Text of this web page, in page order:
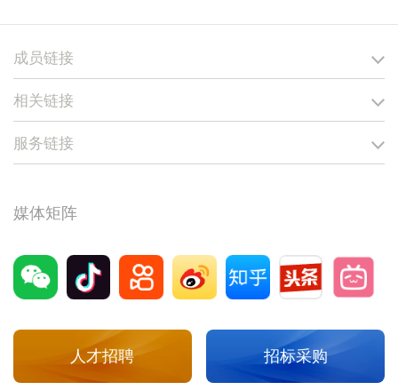
媒体矩阵
人才招聘 招标采购
成员链接
相关链接
服务链接